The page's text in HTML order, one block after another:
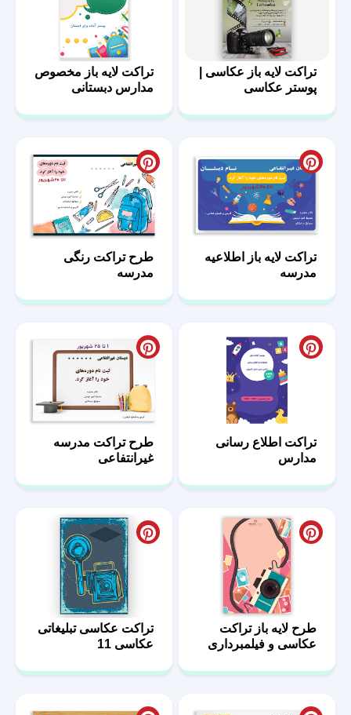
تراکت لایه باز عکاسی |
پوستر عکاسی
تراکت لایه باز مخصوص
مدارس دبستانی
تراکت لایه باز اطلاعیه
مدرسه
طرح تراکت رنگی
مدرسه
تراکت اطلاع رسانی
مدارس
طرح تراکت مدرسه
غیرانتفاعی
طرح لایه باز تراکت
عکاسی و فیلمبرداری
تراکت عکاسی تبلیغاتی
عکاسی 11